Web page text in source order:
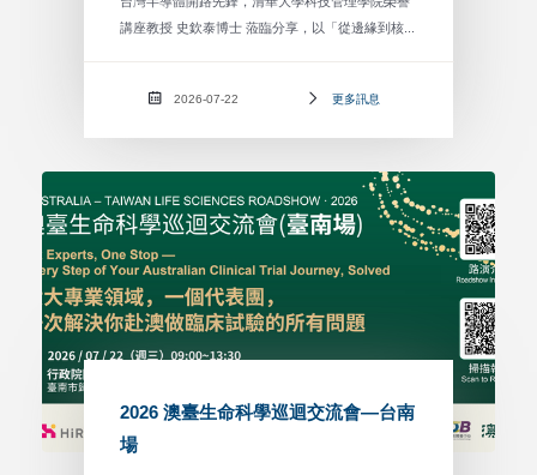
講座教授 史欽泰博士 蒞臨分享，以「從邊緣到核...
2026-07-22 更多訊息
2026 澳臺生命科學巡迴交流會—台南
場